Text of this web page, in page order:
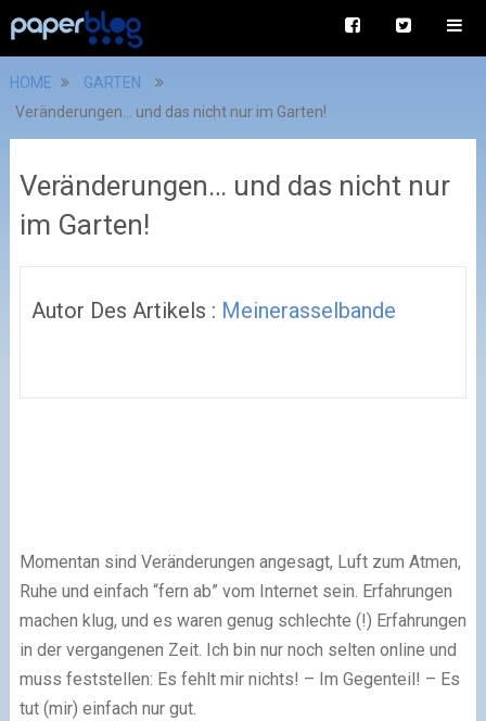
HOME
GARTEN
Veränderungen… und das nicht nur im Garten!
Veränderungen… und das nicht nur
im Garten!
Autor Des Artikels : Meinerasselbande
Momentan sind Veränderungen angesagt, Luft zum Atmen,
Ruhe und einfach “fern ab” vom Internet sein. Erfahrungen
machen klug, und es waren genug schlechte (!) Erfahrungen
in der vergangenen Zeit. Ich bin nur noch selten online und
muss feststellen: Es fehlt mir nichts! – Im Gegenteil! – Es
tut (mir) einfach nur gut.